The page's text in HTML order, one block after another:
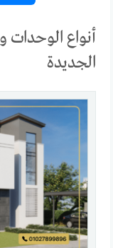
أنواع الوحدات
الجديدة